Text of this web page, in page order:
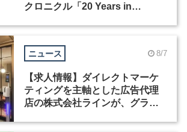
クロニクル「20 Years in
ニュース 8/7
【求人情報】ダイレクトマーケ
ティングを主軸とした広告代理
店の株式会社ラインが、グラフ